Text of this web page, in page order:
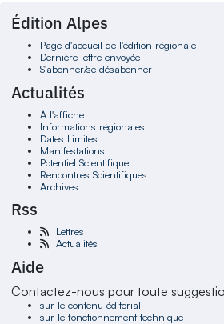
Édition Alpes
Page d'accueil de l'édition régionale
Dernière lettre envoyée
S'abonner/se désabonner
Actualités
À l'affiche
Informations régionales
Dates Limites
Manifestations
Potentiel Scientifique
Rencontres Scientifiques
Archives
Rss
Lettres
Actualités
Aide
Contactez-nous pour toute
sur le contenu éditorial
sur le fonctionnement technique